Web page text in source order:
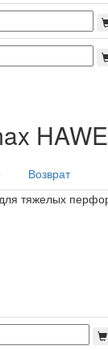
Возврат
тяжелых